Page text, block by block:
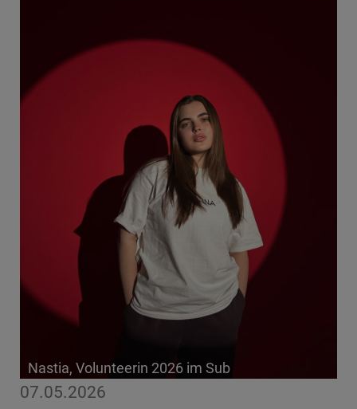
07.05.2026
Nastia, Volunteerin 2026 im Sub